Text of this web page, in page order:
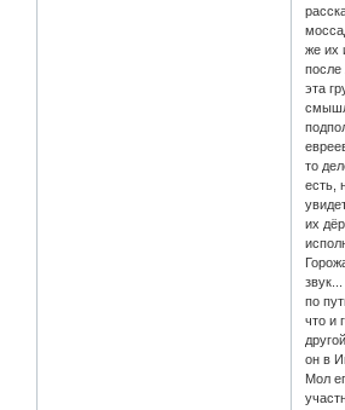
же их
после
эта
то
есть,
их
звук...
по
что и
он в
Мол